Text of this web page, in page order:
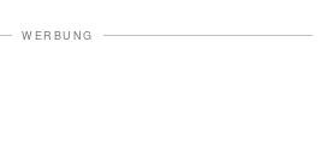
WERBUNG